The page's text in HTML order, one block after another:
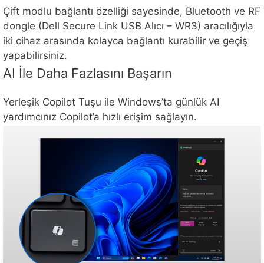
Çift modlu bağlantı özelliği sayesinde, Bluetooth ve RF
dongle (Dell Secure Link USB Alıcı – WR3) aracılığıyla
iki cihaz arasında kolayca bağlantı kurabilir ve geçiş
yapabilirsiniz.
AI İle Daha Fazlasını Başarın
Yerleşik Copilot Tuşu ile Windows’ta günlük AI
yardımcınız Copilot’a hızlı erişim sağlayın.